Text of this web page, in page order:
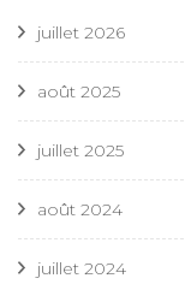
juillet 2026
août 2025
juillet 2025
août 2024
juillet 2024